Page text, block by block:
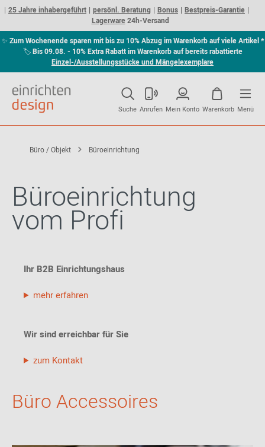
25 Jahre inhabergeführt persönl. Beratung Bonus
Bestpreis-Garantie
Lagerware24h-Versand
✨ Zum Wochenende sparen mit bis zu 10% Abzug im Warenkorb auf viele Artikel *
🏷Bis 09.08. - 10% Extra Rabatt im Warenkorb auf bereits rabattierte
Einzel-/Ausstellungsstücke und Mängelexemplare
Suche Anrufen Mein Konto Warenkorb Menü
Büro / Objekt Büroeinrichtung
Büroeinrichtung
vom Profi
Ihr B2B Einrichtungshaus
mehr erfahren
Wir sind erreichbar für Sie
zum Kontakt
Büro Accessoires